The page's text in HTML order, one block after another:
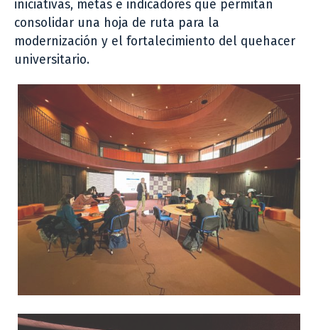
iniciativas, metas e indicadores que permitan
consolidar una hoja de ruta para la
modernización y el fortalecimiento del quehacer
universitario.